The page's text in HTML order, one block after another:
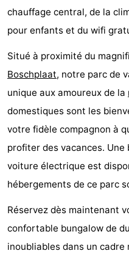
minutes
et
Lieux
Musées
-
Églises
-
Points
de
Attractions
-
chauffage central, de la
pour enfants et du wifi
Situé à proximité du
Boschplaat, notre parc de
unique aux amoureux de la
domestiques sont les
votre fidèle compagnon à
profiter des vacances.
voiture électrique est
hébergements de ce parc
Réservez dès maintenant
confortable bungalow de
inoubliables dans un cadre